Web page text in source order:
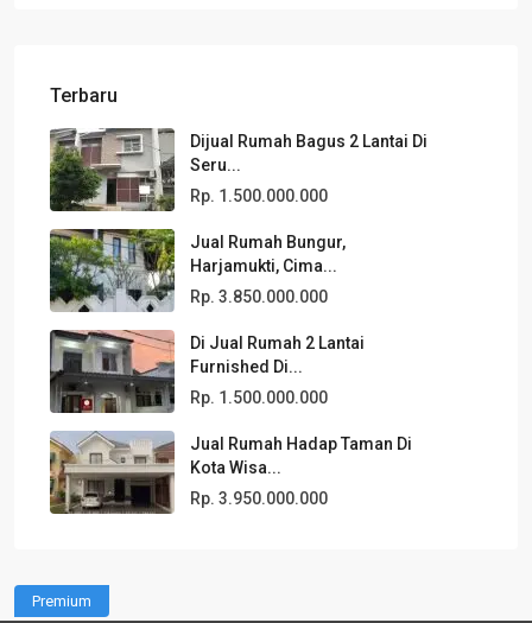
Terbaru
Dijual Rumah Bagus 2 Lantai Di
Seru...
Rp. 1.500.000.000
Jual Rumah Bungur,
Harjamukti, Cima...
Rp. 3.850.000.000
Di Jual Rumah 2 Lantai
Furnished Di...
Rp. 1.500.000.000
Jual Rumah Hadap Taman Di
Kota Wisa...
Rp. 3.950.000.000
Premium